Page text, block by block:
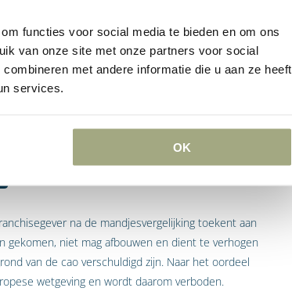
functies voor social media te bieden en om ons
van onze site met onze partners voor social
met andere informatie die u aan ze heeft
services.
OK
volgens de cao krijgen, wordt aangevuld met
Die toeslag heeft tot doel om ervoor te zorgen dat
vóór die overname. Vervolgens
Dit betekent dat de arbeidsvoorwaarden
Om deze reden heeft de FNV een vordering
na de mandjesvergelijking toekent aan
gekomen, niet mag afbouwen en dient te verhogen
van de cao verschuldigd zijn. Naar het oordeel
wetgeving en wordt daarom verboden.